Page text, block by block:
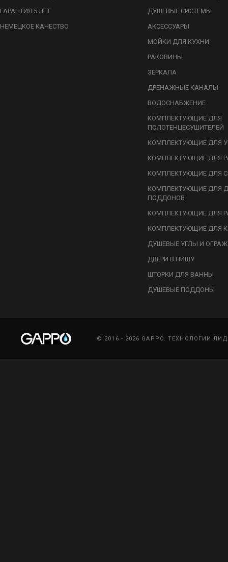
ГАРАНТИЯ 5 ЛЕТ
НЕМЕЦКОЕ КАЧЕСТВО
ДУШЕВЫЕ СИСТЕМЫ
АКСЕССУАРЫ
МОЙКИ ДЛЯ КУХНИ
РАКОВИНЫ
ЗЕРКАЛА
ДРЕНАЖНЫЕ КАНАЛЫ
ВОДОСНАБЖЕНИЕ
КОМПЛЕКТУЮЩИЕ ДЛЯ
ПОЛОТЕНЦЕСУШИТЕЛЕЙ
КОМПЛЕКТУЮЩИЕ ДЛЯ
КОМПЛЕКТУЮЩИЕ ДЛЯ
КОМПЛЕКТУЮЩИЕ ДЛЯ
КОМПЛЕКТУЮЩИЕ ДЛЯ
ПОДДОНОВ
КОМПЛЕКТУЮЩИЕ ДЛЯ
КОМПЛЕКТУЮЩИЕ ДЛЯ
ДУШЕВЫЕ УГЛЫ И
ДВЕРИ В НИШУ
ШТОРКИ ДЛЯ ВАННЫ
ДУШЕВЫЕ ПОДДОНЫ
© 2016 - 2026 GAPPO. ТЕХНОЛОГИИ